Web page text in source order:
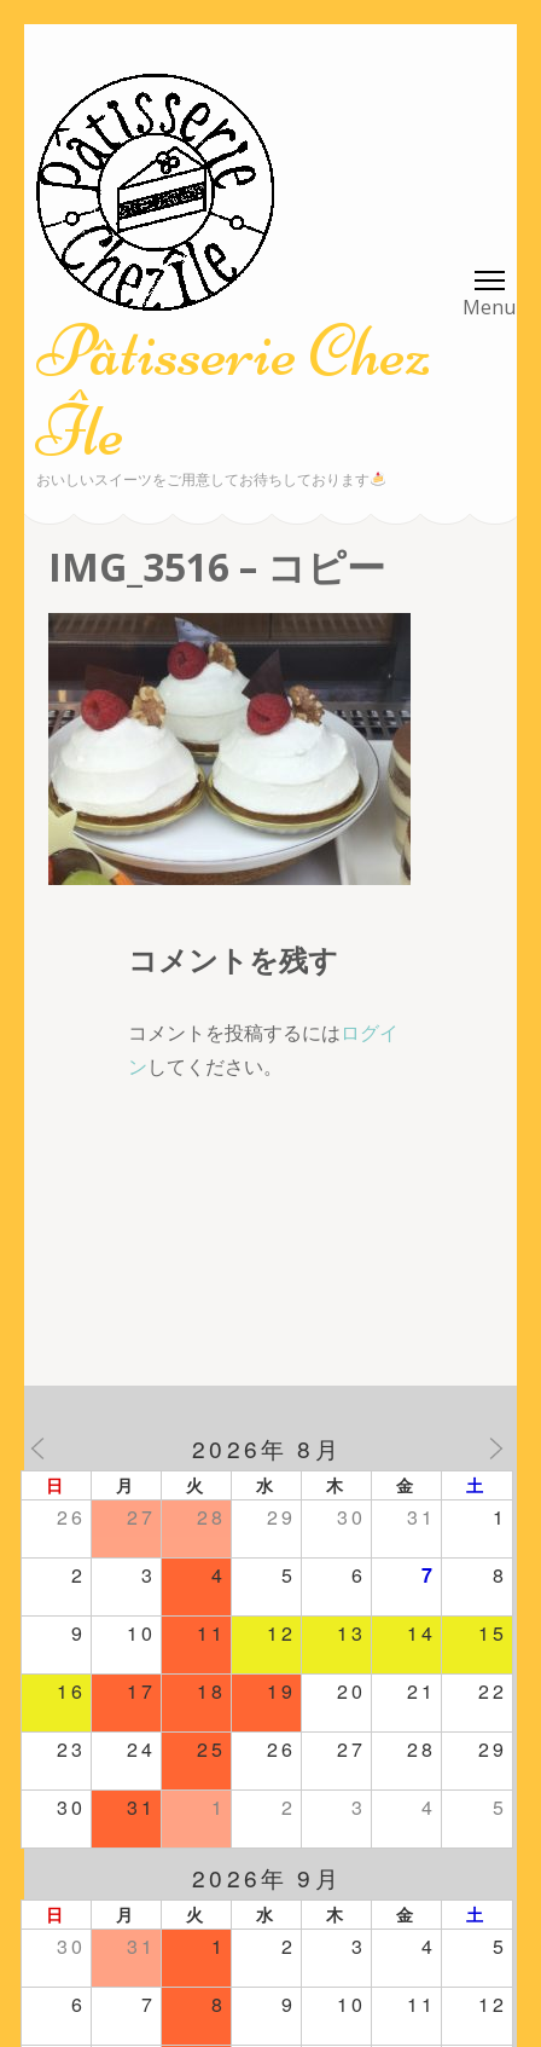
ツ
へ
(Enter
押
す)
Pâtisserie Chez
Île
おいしいスイーツをご用意してお待ちしております
IMG_3516 – コピー
コメントを残す
コメントを投稿するにはログイ
ンしてください。
2026年 8月
日 月 火 水 木 金 土
26 27 28 29 30 31 1
2 3 4 5 6 7 8
9 10 11 12 13 14 15
16 17 18 19 20 21 22
23 24 25 26 27 28 29
30 31 1 2 3 4 5
2026年 9月
日 月 火 水 木 金 土
30 31 1 2 3 4 5
6 7 8 9 10 11 12